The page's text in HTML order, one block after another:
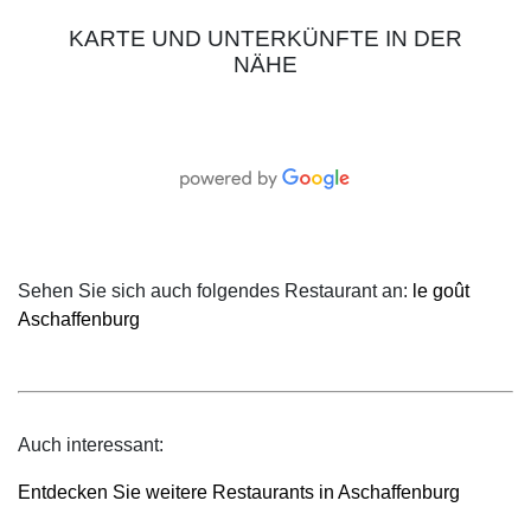
KARTE UND UNTERKÜNFTE IN DER
NÄHE
Sehen Sie sich auch folgendes Restaurant an: le goût
Aschaffenburg
Auch interessant:
Entdecken Sie weitere Restaurants in Aschaffenburg